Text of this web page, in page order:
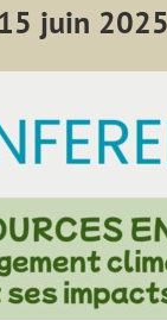
juin